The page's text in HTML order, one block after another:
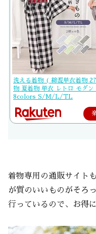
洗える着物 ( 綿混単衣着物
物 夏着物 単衣 レトロ モダン
8colors S/M/L/TL
着物専用の通販サイト
が質のいいものがそろ
行っているので、お得